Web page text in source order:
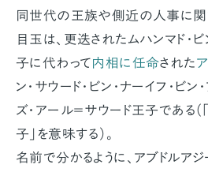
同世代の王族や側近の人事に関
目玉は、更迭されたムハンマド・
子に代わって内相に任命された
ン・サウード・ビン・ナーイフ・ビン
ズ・アール＝サウード王子である（
子」を意味する）。
名前で分かるように、アブドルア